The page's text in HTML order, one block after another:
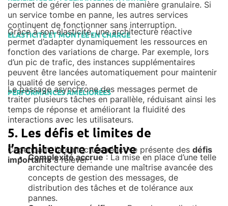
permet de gérer les pannes de manière granulaire. Si
un service tombe en panne, les autres services
continuent de fonctionner sans interruption.
ELASTICITÉ ET MONTÉE EN CHARGE
Grâce à son élasticité, une architecture réactive
permet d’adapter dynamiquement les ressources en
fonction des variations de charge. Par exemple, lors
d’un pic de trafic, des instances supplémentaires
peuvent être lancées automatiquement pour maintenir
la qualité de service.
PERFORMANCES AMÉLIORÉES
Le passage asynchrone des messages permet de
traiter plusieurs tâches en parallèle, réduisant ainsi les
temps de réponse et améliorant la fluidité des
interactions avec les utilisateurs.
5. Les défis et limites de
l’architecture réactive
Cependant, l’architecture réactive présente des défis
importantsà relever :
Complexité accrue: La mise en place d’une telle
architecture demande une maîtrise avancée des
concepts de gestion des messages, de
distribution des tâches et de tolérance aux
pannes.